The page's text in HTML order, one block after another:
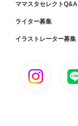
ママスタセレクトQ&A
ライター募集
イラストレーター募集